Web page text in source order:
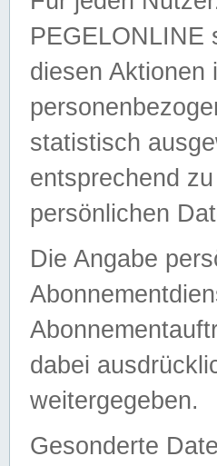
PEGELONLINE
diesen Aktionen
statistisch
entsprechend
persönlichen
Die Angabe
dabei
weitergegeben.
Gesonderte